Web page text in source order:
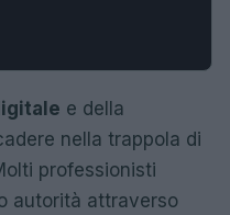
e della
nella trappola di
professionisti
autorità attraverso